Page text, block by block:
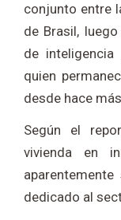
conjunto entre
de Brasil,
de
quien
desde hace
Según el
vivienda en
dedicado al